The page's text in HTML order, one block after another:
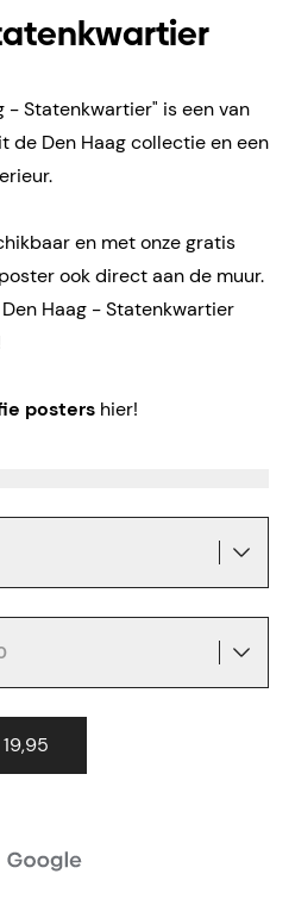
- Statenkwartier" is een van
de Den Haag collectie en een
en met onze gratis
ook direct aan de muur.
Haag - Statenkwartier
posters hier!